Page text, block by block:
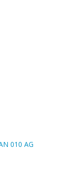
010 AG